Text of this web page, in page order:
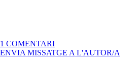
1 COMENTARIA
PROPOSTA
ENVIA MISSATGE A L'AUTOR/A